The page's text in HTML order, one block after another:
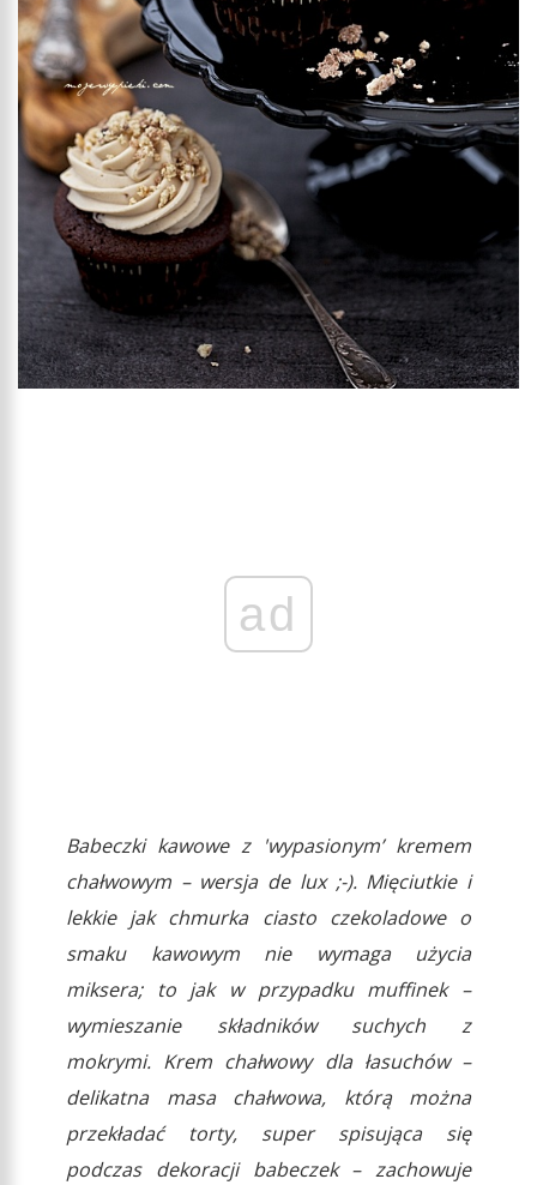
ad
Babeczki kawowe z 'wypasionym’ kremem
chałwowym – wersja de lux ;-). Mięciutkie i
lekkie jak chmurka ciasto czekoladowe o
smaku kawowym nie wymaga użycia
miksera; to jak w przypadku muffinek –
wymieszanie składników suchych z
mokrymi. Krem chałwowy dla łasuchów –
delikatna masa chałwowa, którą można
przekładać torty, super spisująca się
podczas dekoracji babeczek – zachowuje